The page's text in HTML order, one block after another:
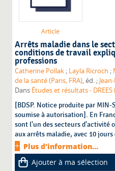
Article
Arrêts maladie dans le
conditions de travail
professions
Catherine Pollak ; Layla Ricroch ;
de la santé (Paris, FRA)
, éd. ;
Dans Études et résultats - DREES
[BDSP. Notice produite par MIN-
soumise à autorisation]. En
sont l'un des secteurs d'activité
aux arrêts maladie, avec 10
Plus d'information...
Ajouter à ma sélection